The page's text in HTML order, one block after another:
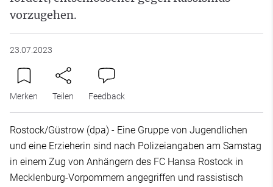
vorzugehen.
23.07.2023
Merken Teilen Feedback
Rostock/Güstrow (dpa) - Eine Gruppe von Jugendlichen
und eine Erzieherin sind nach Polizeiangaben am Samstag
in einem Zug von Anhängern des FC Hansa Rostock in
Mecklenburg-Vorpommern angegriffen und rassistisch